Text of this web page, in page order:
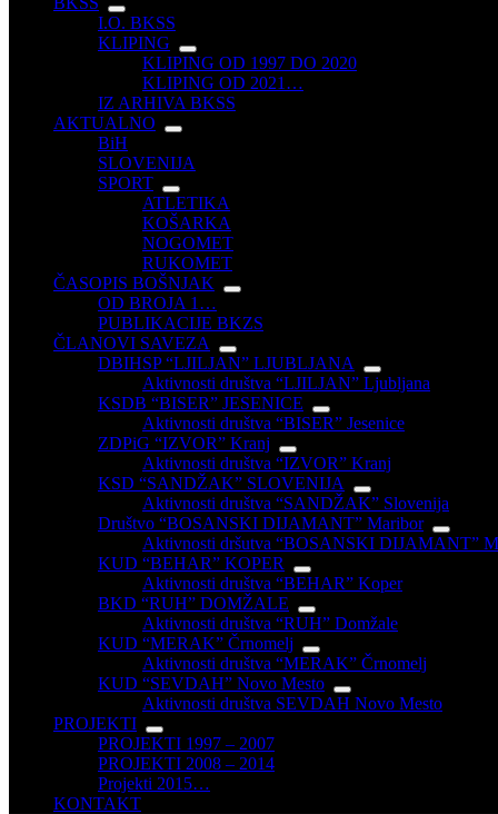
I.O. BKSS
KLIPING
KLIPING OD 1997 DO 2020
KLIPING OD 2021…
IZ ARHIVA BKSS
AKTUALNO
BiH
SLOVENIJA
SPORT
ATLETIKA
KOŠARKA
NOGOMET
RUKOMET
ČASOPIS BOŠNJAK
OD BROJA 1…
PUBLIKACIJE BKZS
ČLANOVI SAVEZA
DBIHSP “LJILJAN” LJUBLJANA
Aktivnosti društva “LJILJAN” Ljubljana
KSDB “BISER” JESENICE
Aktivnosti društva “BISER” Jesenice
ZDPiG “IZVOR” Kranj
Aktivnosti društva “IZVOR” Kranj
KSD “SANDŽAK” SLOVENIJA
Aktivnosti društva “SANDŽAK” Slovenija
Društvo “BOSANSKI DIJAMANT” Maribor
Aktivnosti dršutva “BOSANSKI DIJAMANT”
KUD “BEHAR” KOPER
Aktivnosti društva “BEHAR” Koper
BKD “RUH” DOMŽALE
Aktivnosti društva “RUH” Domžale
KUD “MERAK” Črnomelj
Aktivnosti društva “MERAK” Črnomelj
KUD “SEVDAH” Novo Mesto
Aktivnosti društva SEVDAH Novo Mesto
PROJEKTI
PROJEKTI 1997 – 2007
PROJEKTI 2008 – 2014
Projekti 2015…
KONTAKT